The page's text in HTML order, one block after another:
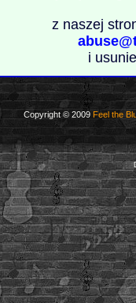
z naszej
i
Copyright © 2009 Feel the